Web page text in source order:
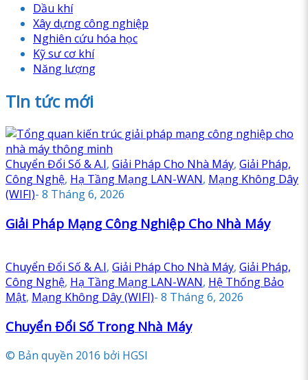
Dầu khí
Xây dựng công nghiệp
Nghiên cứu hóa học
Kỹ sư cơ khí
Năng lượng
TIn tức mới
Chuyển Đổi Số & A.I, Giải Pháp Cho Nhà Máy, Giải Pháp,
Công Nghệ, Hạ Tầng Mạng LAN-WAN, Mạng Không Dây
(WIFI)- 8 Tháng 6, 2026
Giải Pháp Mạng Công Nghiệp Cho Nhà Máy
Chuyển Đổi Số & A.I, Giải Pháp Cho Nhà Máy, Giải Pháp,
Công Nghệ, Hạ Tầng Mạng LAN-WAN, Hệ Thống Bảo
Mật, Mạng Không Dây (WIFI)- 8 Tháng 6, 2026
Chuyển Đổi Số Trong Nhà Máy
© Bản quyền 2016 bởi HGSI